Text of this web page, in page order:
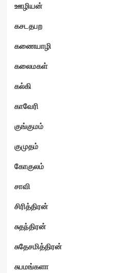
ஊழியன்
கசடதபற
கணையாழி
கலைமகள்
கல்கி
காவேரி
குங்குமம்
குமுதம்
கோகுலம்
சாவி
சிரித்திரன்
சுதந்திரன்
சுதேசமித்திரன்
சுபமங்களா